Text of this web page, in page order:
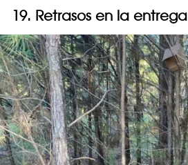
19. Retrasos en la entrega